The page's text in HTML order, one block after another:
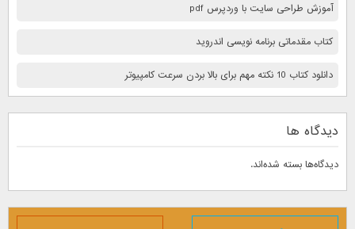
آموزش طراحی سایت با وردپرس pdf
کتاب مقدماتی برنامه نویسی اندروید
دانلود کتاب 10 نكته مهم برای بالا بردن سرعت كامپيوتر
دیدگاه ها
دیدگاه‌ها بسته شده‌اند.